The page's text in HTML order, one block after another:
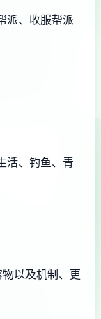
派、收服帮派
活、钓鱼、青
以及机制、更